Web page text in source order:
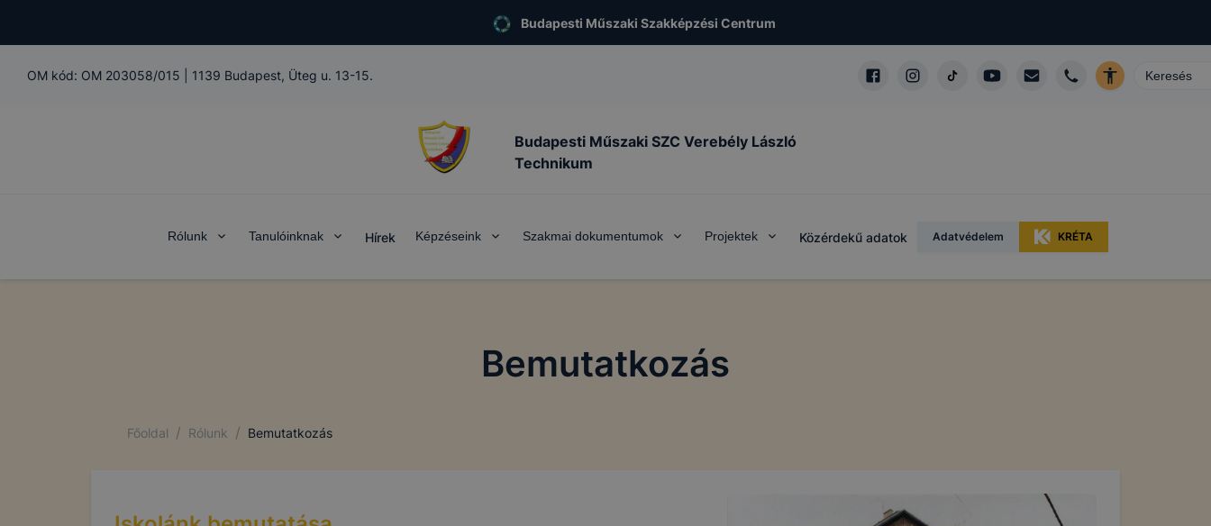
Budapesti Műszaki Szakképzési Centrum
OM kód: OM 203058/015 1139 Budapest, Üteg u. 13-15.
Budapesti Műszaki SZC Verebély László
Technikum
Rólunk Tanulóinknak Hírek Képzéseink Szakmai dokumentumok Projektek Közérdekű adatok Adatvédelem KRÉTA
Bemutatkozás
Főoldal / Rólunk / Bemutatkozás